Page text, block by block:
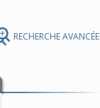
RECHERCHE AVANCÉE